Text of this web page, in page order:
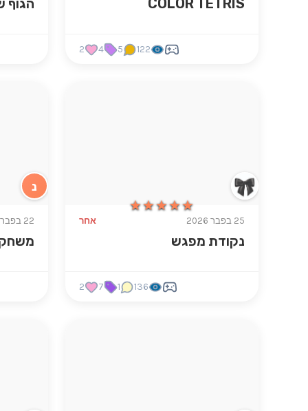
COLOR TETRIS
122
5
4
2
הגוף
★★★★★
★★★★★
25 בפבר 2026 אחר
נקודת מפגש
136
1
7
2
נ
22 בפבר 2026